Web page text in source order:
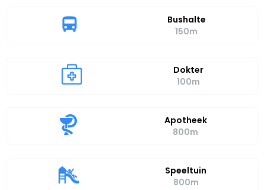
Bushalte
150m
Dokter
100m
Apotheek
800m
Speeltuin
800m